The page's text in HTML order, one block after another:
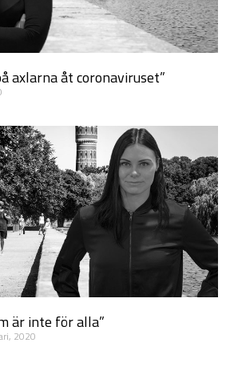
axlarna åt coronaviruset”
är inte för alla”
2020